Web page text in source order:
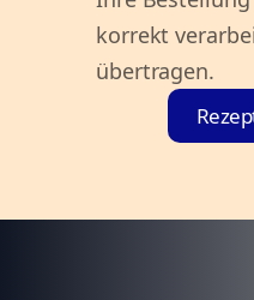
korrekt
übertragen.